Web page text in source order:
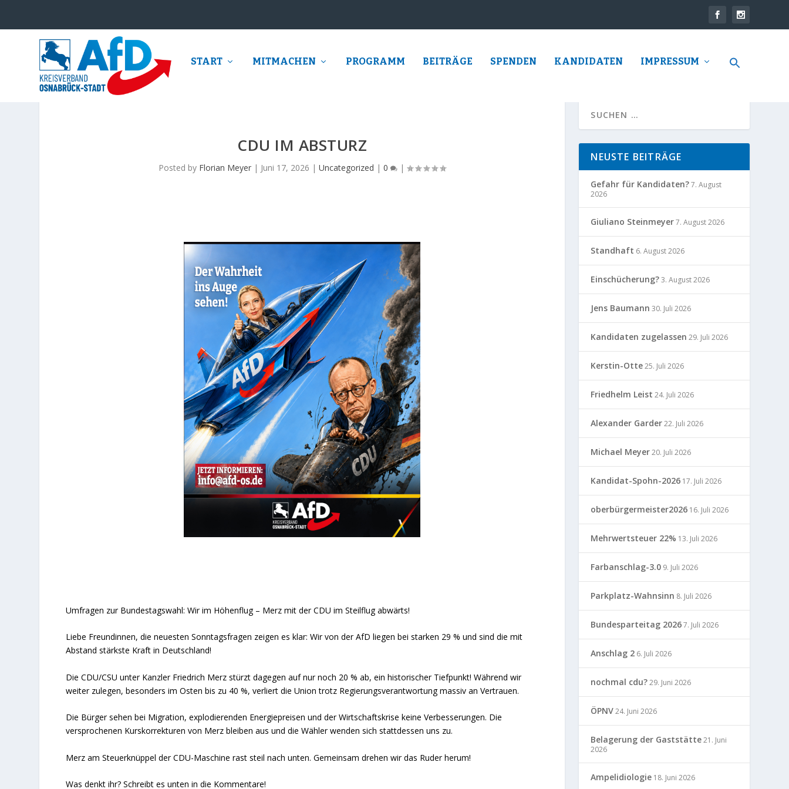
START MITMACHEN PROGRAMM BEITRÄGE SPENDEN KANDIDATEN IMPRESSUM
CDU IM ABSTURZ
Posted by Florian Meyer | Juni 17, 2026 |Uncategorized |0 |
Umfragen zur Bundestagswahl: Wir im Höhenflug – Merz mit der CDU im Steilflug abwärts!
Liebe Freundinnen, die neuesten Sonntagsfragen zeigen es klar: Wir von der AfD liegen bei starken 29 % und sind die mit
Abstand stärkste Kraft in Deutschland!
Die CDU/CSU unter Kanzler Friedrich Merz stürzt dagegen auf nur noch 20 % ab, ein historischer Tiefpunkt! Während wir
weiter zulegen, besonders im Osten bis zu 40 %, verliert die Union trotz Regierungsverantwortung massiv an Vertrauen.
Die Bürger sehen bei Migration, explodierenden Energiepreisen und der Wirtschaftskrise keine Verbesserungen. Die
versprochenen Kurskorrekturen von Merz bleiben aus und die Wähler wenden sich stattdessen uns zu.
Merz am Steuerknüppel der CDU-Maschine rast steil nach unten. Gemeinsam drehen wir das Ruder herum!
Was denkt ihr? Schreibt es unten in die Kommentare!
NEUSTE BEITRÄGE
Gefahr für Kandidaten?7. August
2026
Giuliano Steinmeyer7. August 2026
Standhaft 6. August 2026
Einschücherung?3. August 2026
Jens Baumann 30. Juli 2026
Kandidaten zugelassen 29. Juli 2026
Kerstin-Otte25. Juli 2026
Friedhelm Leist 24. Juli 2026
Alexander Garder22. Juli 2026
Michael Meyer20. Juli 2026
Kandidat-Spohn-2026 17. Juli 2026
oberbürgermeister2026 16. Juli 2026
Mehrwertsteuer 22% 13. Juli 2026
Farbanschlag-3.0 9. Juli 2026
Parkplatz-Wahnsinn 8. Juli 2026
Bundesparteitag 20267. Juli 2026
Anschlag 2 6. Juli 2026
nochmal cdu?29. Juni 2026
ÖPNV24. Juni 2026
Belagerung der Gaststätte21. Juni
2026
Ampelidiologie 18. Juni 2026